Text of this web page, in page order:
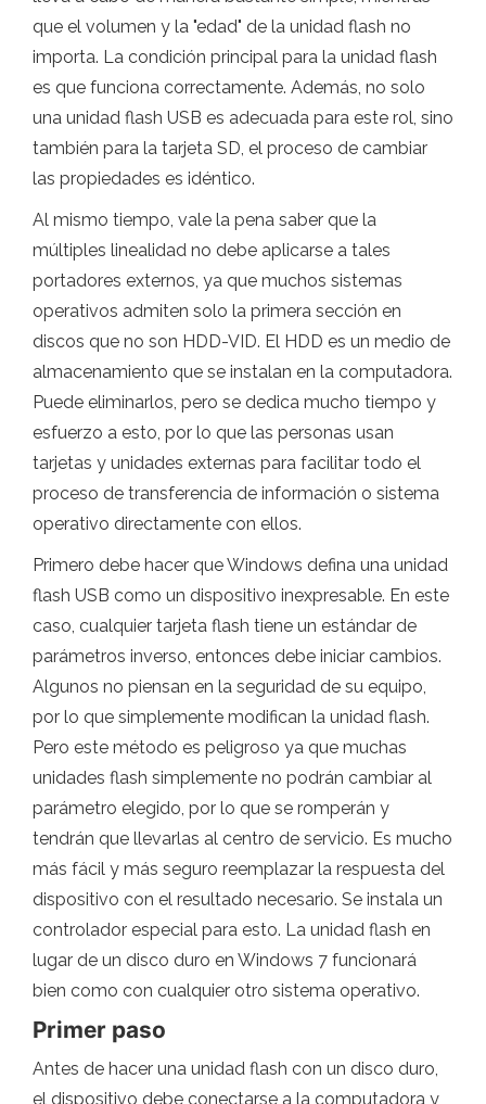
que el volumen y la "edad" de la unidad flash no
importa. La condición principal para la unidad flash
es que funciona correctamente. Además, no solo
una unidad flash USB es adecuada para este rol, sino
también para la tarjeta SD, el proceso de cambiar
las propiedades es idéntico.
Al mismo tiempo, vale la pena saber que la
múltiples linealidad no debe aplicarse a tales
portadores externos, ya que muchos sistemas
operativos admiten solo la primera sección en
discos que no son HDD-VID. El HDD es un medio de
almacenamiento que se instalan en la computadora.
Puede eliminarlos, pero se dedica mucho tiempo y
esfuerzo a esto, por lo que las personas usan
tarjetas y unidades externas para facilitar todo el
proceso de transferencia de información o sistema
operativo directamente con ellos.
Primero debe hacer que Windows defina una unidad
flash USB como un dispositivo inexpresable. En este
caso, cualquier tarjeta flash tiene un estándar de
parámetros inverso, entonces debe iniciar cambios.
Algunos no piensan en la seguridad de su equipo,
por lo que simplemente modifican la unidad flash.
Pero este método es peligroso ya que muchas
unidades flash simplemente no podrán cambiar al
parámetro elegido, por lo que se romperán y
tendrán que llevarlas al centro de servicio. Es mucho
más fácil y más seguro reemplazar la respuesta del
dispositivo con el resultado necesario. Se instala un
controlador especial para esto. La unidad flash en
lugar de un disco duro en Windows 7 funcionará
bien como con cualquier otro sistema operativo.
Primer paso
Antes de hacer una unidad flash con un disco duro,
el dispositivo debe conectarse a la computadora y